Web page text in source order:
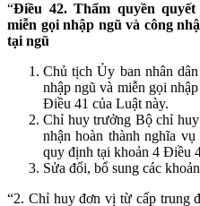
“Điều 42. Thẩm quyền
miễn gọi nhập ngũ và công
tại ngũ
Chủ tịch Ủy ban nhân
nhập ngũ và miễn gọi
Điều 41 của Luật này.
Chỉ huy trưởng Bộ chỉ
nhận hoàn thành nghĩa
quy định tại khoản 4 Điều
Sửa đổi, bổ sung các
“2. Chỉ huy đơn vị từ cấp trung